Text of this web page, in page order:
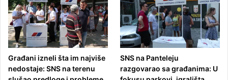
Građani izneli šta im najviše
nedostaje: SNS na terenu
SNS na Panteleju
razgovarao sa građanima: U